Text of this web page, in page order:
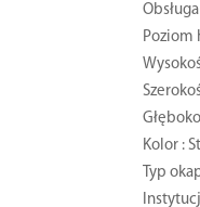
Poziom
Kolor :
Typ